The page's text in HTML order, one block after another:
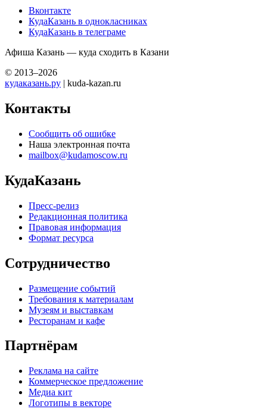
Вконтакте
КудаКазань в однокласниках
КудаКазань в телеграме
Афиша Казань — куда сходить в Казани
© 2013–2026
кудаказань.ру | kuda-kazan.ru
Контакты
Сообщить об ошибке
Наша электронная почта
mailbox@kudamoscow.ru
КудаКазань
Пресс-релиз
Редакционная политика
Правовая информация
Формат ресурса
Сотрудничество
Размещение событий
Требования к материалам
Музеям и выставкам
Ресторанам и кафе
Партнёрам
Реклама на сайте
Коммерческое предложение
Медиа кит
Логотипы в векторе